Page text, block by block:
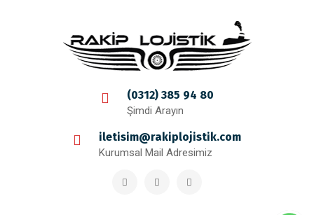
(0312) 385 94 80
Şimdi Arayın
iletisim@rakiplojistik.com
Kurumsal Mail Adresimiz